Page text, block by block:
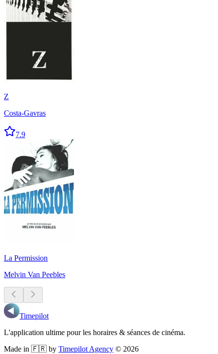
Z
Costa-Gavras
7.9
La Permission
Melvin Van Peebles
Timepilot
L'application ultime pour les horaires & séances de cinéma.
Made in 🇫🇷 by Timepilot Agency © 2026